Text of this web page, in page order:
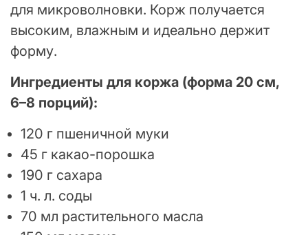
для микроволновки. Корж получается
высоким, влажным и идеально держит
форму.
Ингредиенты для коржа (форма 20 см,
6–8 порций):
120 г пшеничной муки
45 г какао-порошка
190 г сахара
1 ч. л. соды
70 мл растительного масла